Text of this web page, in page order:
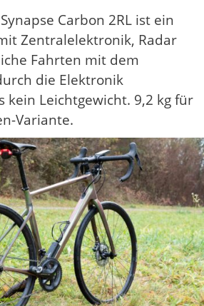
Carbon 2RL ist ein
Zentralelektronik, Radar
Fahrten mit dem
die Elektronik
kein Leichtgewicht. 9,2 kg für
Variante.